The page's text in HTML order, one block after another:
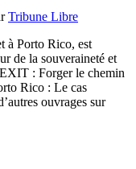
Tribune Libre
à Porto Rico, est
de la souveraineté et
: Forger le chemin
Rico : Le cas
ouvrages sur